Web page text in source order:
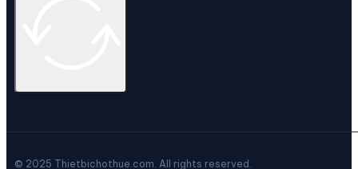
© 2025 Thietbichothue.com. All rights reserved.